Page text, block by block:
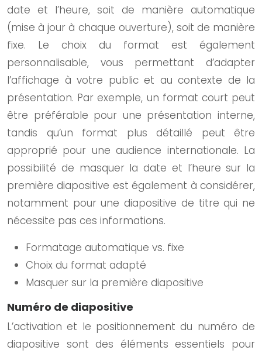
date et l’heure, soit de manière automatique
(mise à jour à chaque ouverture), soit de manière
fixe. Le choix du format est également
personnalisable, vous permettant d’adapter
l’affichage à votre public et au contexte de la
présentation. Par exemple, un format court peut
être préférable pour une présentation interne,
tandis qu’un format plus détaillé peut être
approprié pour une audience internationale. La
possibilité de masquer la date et l’heure sur la
première diapositive est également à considérer,
notamment pour une diapositive de titre qui ne
nécessite pas ces informations.
Formatage automatique vs. fixe
Choix du format adapté
Masquer sur la première diapositive
Numéro de diapositive
L’activation et le positionnement du numéro de
diapositive sont des éléments essentiels pour